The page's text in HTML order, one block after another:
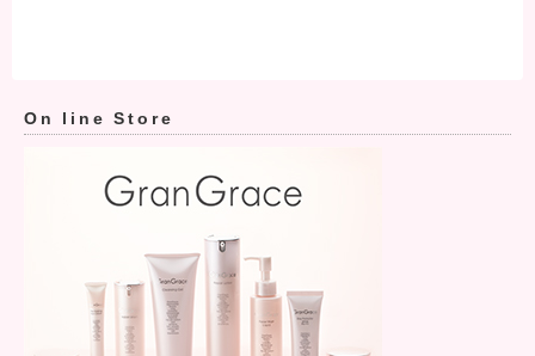
On line Store